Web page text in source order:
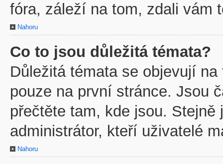
fóra, záleží na tom, zdali vám
Nahoru
Co to jsou důležitá témata?
Důležitá témata se objevují
pouze na první stránce. Jsou
přečtěte tam, kde jsou.
administrátor, kteří uživatelé
Nahoru